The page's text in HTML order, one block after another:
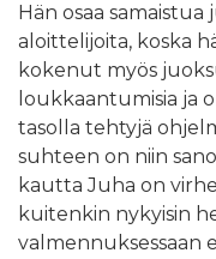
Hän osaa
aloittelijoita, koska
kokenut myös
loukkaantumisia ja
tasolla tehtyjä
suhteen on niin
kautta Juha on
kuitenkin nykyisin
valmennuksessaan